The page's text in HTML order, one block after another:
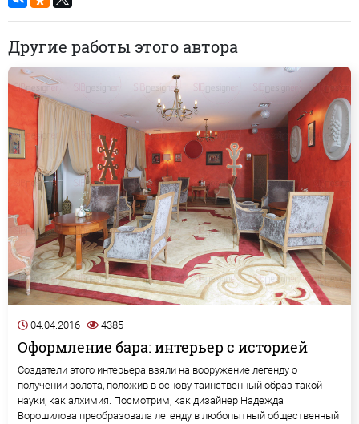
Другие работы этого автора
04.04.2016 4385
Оформление бара: интерьер с историей
Создатели этого интерьера взяли на вооружение легенду о
получении золота, положив в основу таинственный образ такой
науки, как алхимия. Посмотрим, как дизайнер Надежда
Ворошилова преобразовала легенду в любопытный общественный